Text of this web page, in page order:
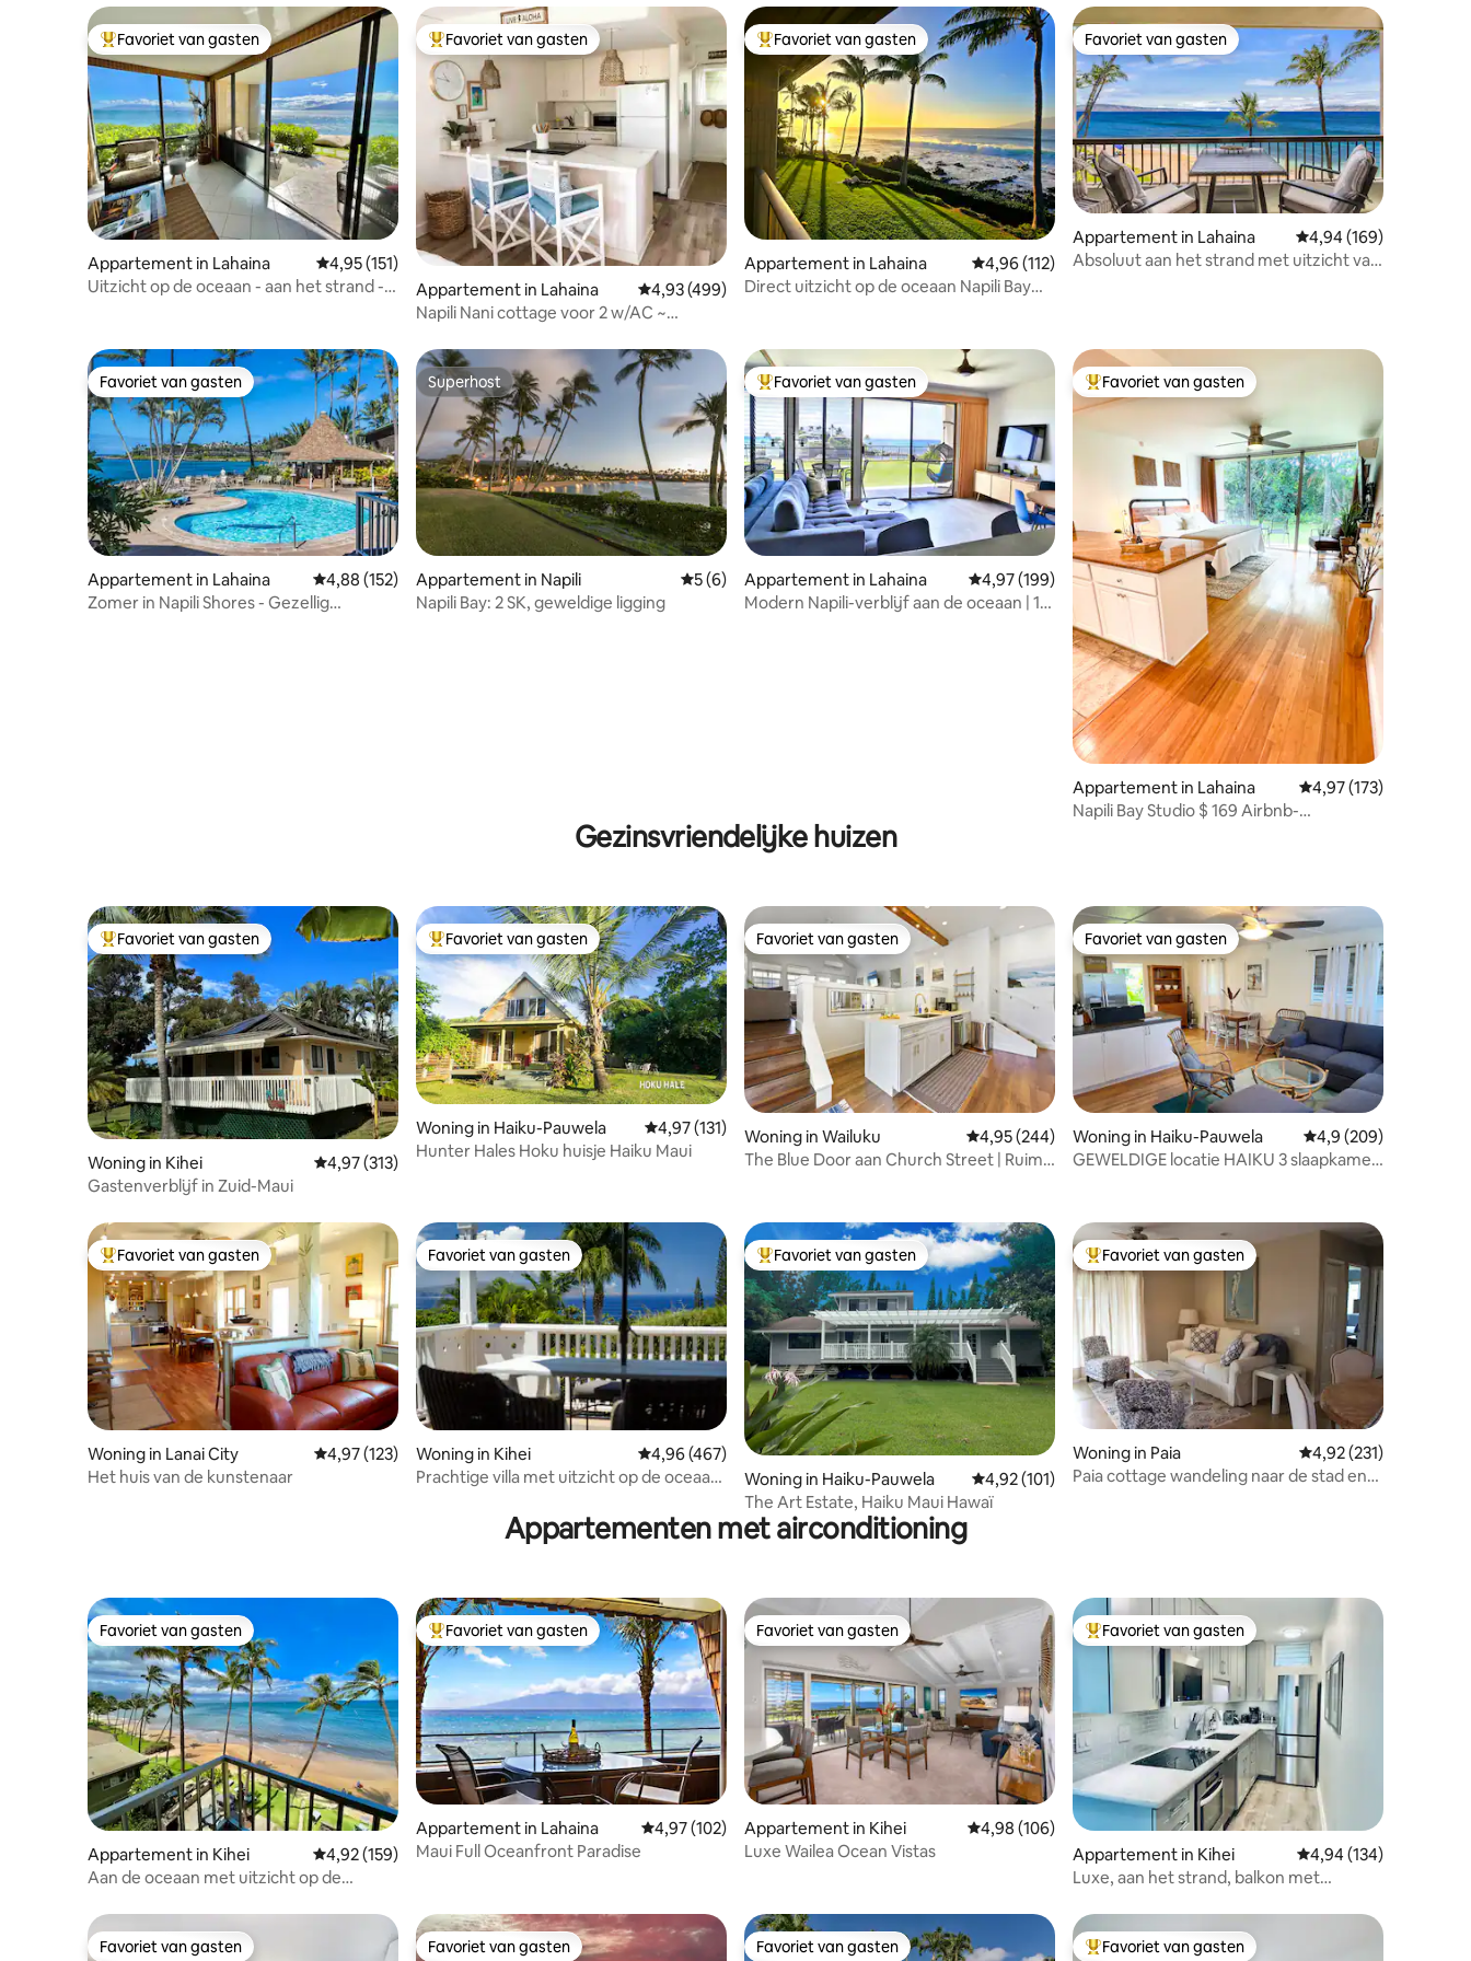
Topfavoriet van gasten
Favoriet van gasten
Appartement in Lahaina Gemiddelde beoordeling van 4,95 uit 5, 151 recensies
4,95 (151)
Uitzicht op de oceaan - aan het strand -
Topfavoriet van gasten
Favoriet van gasten
Appartement in Lahaina Gemiddelde beoordeling van 4,93 uit 5, 499 recensies
4,93 (499)
Napili Nani cottage voor 2 w/AC ~
Topfavoriet van gasten
Favoriet van gasten
Appartement in Lahaina Gemiddelde beoordeling van 4,96 uit 5, 112 recensies
4,96 (112)
Direct uitzicht op de oceaan Napili Bay
Favoriet van gasten
Favoriet van gasten
Appartement in Lahaina Gemiddelde
4,94 (169)
Absoluut aan het strand met uitzicht van
Favoriet van gasten
Favoriet van gasten
Appartement in Lahaina Gemiddelde beoordeling van 4,88 uit 5, 152 recensies
4,88 (152)
Zomer in Napili Shores - Gezellig
Superhost
Superhost
Appartement in Napili Gemiddelde beoordeling van 5 uit 5, 6 recensies
5 (6)
Napili Bay: 2 SK, geweldige ligging
Topfavoriet van gasten
Favoriet van gasten
Appartement in Lahaina Gemiddelde beoordeling van 4,97 uit 5, 199 recensies
4,97 (199)
Modern Napili-verblijf aan de oceaan | 1
Topfavoriet van gasten
Favoriet van gasten
Appartement in Lahaina Gemiddelde
4,97 (173)
Napili Bay Studio $ 169 Airbnb-
Gezinsvriendelijke huizen
Topfavoriet van gasten
Favoriet van gasten
Woning in Kihei Gemiddelde beoordeling van 4,97 uit 5, 313 recensies
4,97 (313)
Gastenverblijf in Zuid-Maui
Topfavoriet van gasten
Favoriet van gasten
Woning in Haiku-Pauwela Gemiddelde beoordeling van 4,97 uit 5, 131 recensies
4,97 (131)
Hunter Hales Hoku huisje Haiku Maui
Favoriet van gasten
Favoriet van gasten
Woning in Wailuku Gemiddelde beoordeling van 4,95 uit 5, 244 recensies
4,95 (244)
The Blue Door aan Church Street | Ruime
Favoriet van gasten
Favoriet van gasten
Woning in Haiku-Pauwela Gemiddelde
4,9 (209)
GEWELDIGE locatie HAIKU 3 slaapkamer
Topfavoriet van gasten
Favoriet van gasten
Woning in Lanai City Gemiddelde beoordeling van 4,97 uit 5, 123 recensies
4,97 (123)
Het huis van de kunstenaar
Favoriet van gasten
Favoriet van gasten
Woning in Kihei Gemiddelde beoordeling van 4,96 uit 5, 467 recensies
4,96 (467)
Prachtige villa met uitzicht op de oceaan,
Topfavoriet van gasten
Favoriet van gasten
Woning in Haiku-Pauwela Gemiddelde beoordeling van 4,92 uit 5, 101 recensies
4,92 (101)
The Art Estate, Haiku Maui Hawaï
Topfavoriet van gasten
Favoriet van gasten
Woning in Paia Gemiddelde
4,92 (231)
Paia cottage wandeling naar de stad en
Appartementen met airconditioning
Favoriet van gasten
Favoriet van gasten
Appartement in Kihei Gemiddelde beoordeling van 4,92 uit 5, 159 recensies
4,92 (159)
Aan de oceaan met uitzicht op de
badkamers!
Topfavoriet van gasten
Favoriet van gasten
Appartement in Lahaina Gemiddelde beoordeling van 4,97 uit 5, 102 recensies
4,97 (102)
Maui Full Oceanfront Paradise
Favoriet van gasten
Favoriet van gasten
Appartement in Kihei Gemiddelde beoordeling van 4,98 uit 5, 106 recensies
4,98 (106)
Luxe Wailea Ocean Vistas
Topfavoriet van gasten
Favoriet van gasten
Appartement in Kihei Gemiddelde
4,94 (134)
Luxe, aan het strand, balkon met
Favoriet van gasten
Favoriet van gasten Favoriet van gasten
Favoriet van gasten Favoriet van gasten
Favoriet van gasten Topfavoriet van gasten
Favoriet van gasten